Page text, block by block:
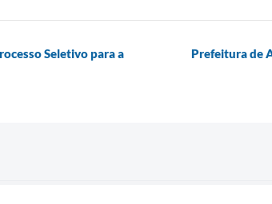
Seletivo para a
Prefeitura de